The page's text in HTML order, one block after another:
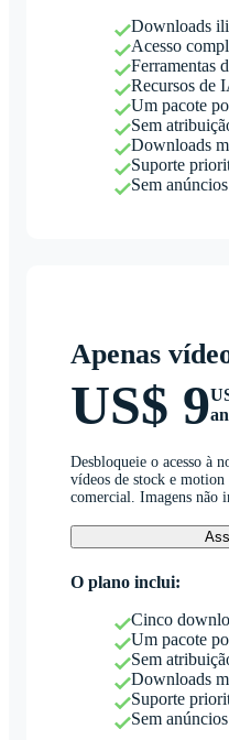
Downloads
Acesso
Ferramentas
Recursos de
Um pacote
Sem
Downloads
Suporte
Sem anúncios
Apenas
US$ 9
Desbloqueie o acesso à
vídeos de stock e
comercial. Imagens não
O plano inclui:
Cinco
Um pacote
Sem
Downloads
Suporte
Sem anúncios